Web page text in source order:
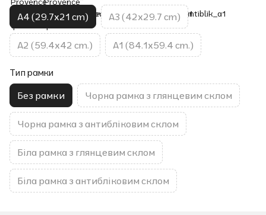
A4 (29.7x21 cm) A3 (42x29.7 cm)
A2 (59.4x42 cm.) A1 (84.1x59.4 cm.)
Тип рамки
Без рамки Чорна рамка з глянцевим склом
Чорна рамка з антибліковим склом
Біла рамка з глянцевим склом
Біла рамка з антибліковим склом